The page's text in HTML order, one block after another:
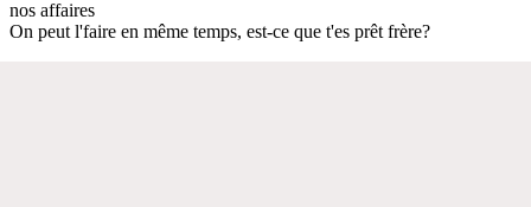
nos affaires
On peut l'faire en même temps, est-ce que t'es prêt frère?